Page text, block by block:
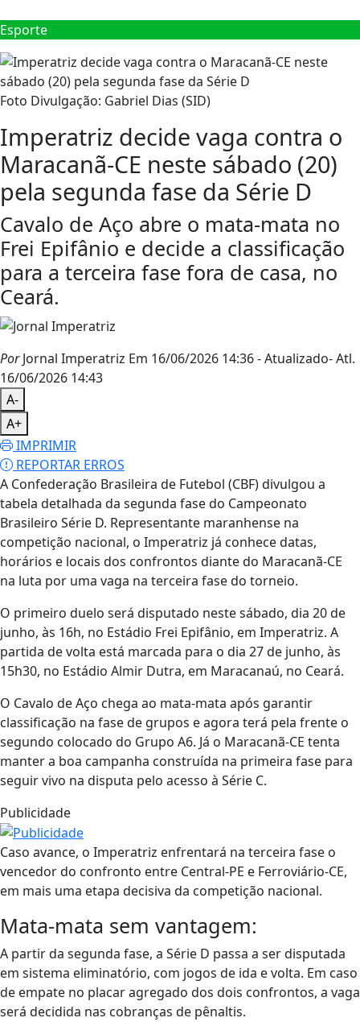
Esporte
Foto Divulgação: Gabriel Dias (SID)
Imperatriz decide vaga contra o
Maracanã-CE neste sábado (20)
pela segunda fase da Série D
Cavalo de Aço abre o mata-mata no
Frei Epifânio e decide a classificação
para a terceira fase fora de casa, no
Ceará.
PorJornal Imperatriz Em 16/06/2026 14:36- Atualizado- Atl.
16/06/2026 14:43
A-
A+
IMPRIMIR
REPORTAR ERROS
A Confederação Brasileira de Futebol (CBF) divulgou a
tabela detalhada da segunda fase do Campeonato
Brasileiro Série D. Representante maranhense na
competição nacional, o Imperatriz já conhece datas,
horários e locais dos confrontos diante do Maracanã-CE
na luta por uma vaga na terceira fase do torneio.
O primeiro duelo será disputado neste sábado, dia 20 de
junho, às 16h, no Estádio Frei Epifânio, em Imperatriz. A
partida de volta está marcada para o dia 27 de junho, às
15h30, no Estádio Almir Dutra, em Maracanaú, no Ceará.
O Cavalo de Aço chega ao mata-mata após garantir
classificação na fase de grupos e agora terá pela frente o
segundo colocado do Grupo A6. Já o Maracanã-CE tenta
manter a boa campanha construída na primeira fase para
seguir vivo na disputa pelo acesso à Série C.
Publicidade
Caso avance, o Imperatriz enfrentará na terceira fase o
vencedor do confronto entre Central-PE e Ferroviário-CE,
em mais uma etapa decisiva da competição nacional.
Mata-mata sem vantagem:
A partir da segunda fase, a Série D passa a ser disputada
em sistema eliminatório, com jogos de ida e volta. Em caso
de empate no placar agregado dos dois confrontos, a vaga
será decidida nas cobranças de pênaltis.